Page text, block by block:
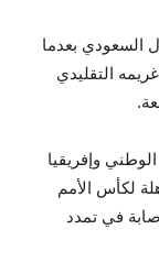
السعودي بعدما
التقليدي
وإفريقيا
لكأس الأمم
الإصابة في تمدد